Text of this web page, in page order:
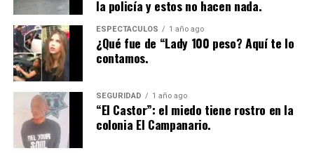
la policía y estos no hacen nada.
ESPECTÁCULOS 1 año ago
¿Qué fue de “Lady 100 peso? Aquí te lo
contamos.
SEGURIDAD 1 año ago
“El Castor”: el miedo tiene rostro en la
colonia El Campanario.